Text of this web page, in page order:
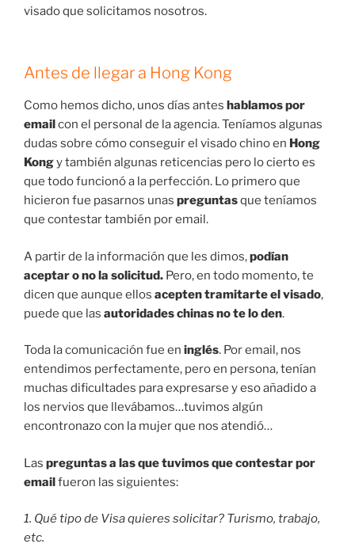
visado que solicitamos nosotros.
Antes de llegar a Hong Kong
Como hemos dicho, unos días antes hablamos por
emailcon el personal de la agencia. Teníamos algunas
dudas sobre cómo conseguir el visado chino en Hong
Kongy también algunas reticencias pero lo cierto es
que todo funcionó a la perfección. Lo primero que
hicieron fue pasarnos unas preguntasque teníamos
que contestar también por email.
A partir de la información que les dimos,podían
aceptar o no la solicitud. Pero, en todo momento, te
dicen que aunque ellos acepten tramitarte el visado,
puede que las autoridades chinas no te lo den.
Toda la comunicación fue en inglés. Por email, nos
entendimos perfectamente, pero en persona, tenían
muchas dificultades para expresarse y eso añadido a
los nervios que llevábamos…tuvimos algún
encontronazo con la mujer que nos atendió…
Las preguntas a las que tuvimos que contestar por
emailfueron las siguientes:
1. Qué tipo de Visa quieres solicitar? Turismo, trabajo,
etc.